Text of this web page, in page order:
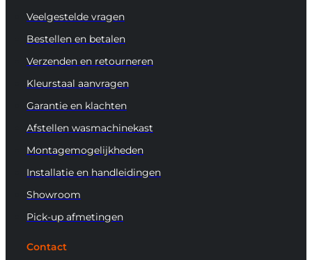
Veelgestelde vragen
Bestellen en betalen
Verzenden en retourneren
Kleurstaal aanvragen
Garantie en klachten
Afstellen wasmachinekast
Montagemogelijkheden
Installatie en handleidingen
Showroom
Pick-up afmetingen
Contact